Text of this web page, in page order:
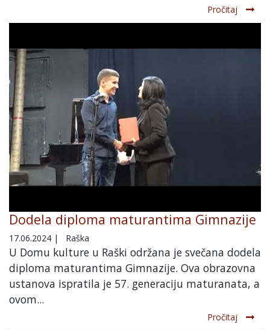
Pročitaj
Dodela diploma maturantima Gimnazije
17.06.2024 | Raška
U Domu kulture u Raški održana je svečana dodela
diploma maturantima Gimnazije. Ova obrazovna
ustanova ispratila je 57. generaciju maturanata, a
ovom...
Pročitaj